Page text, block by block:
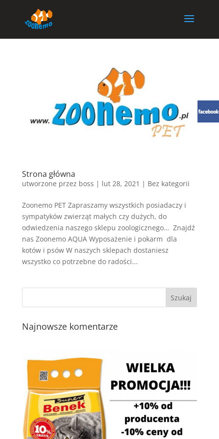
Strona główna
utworzone przez boss | lut 28, 2021 | Bez kategorii
Zoonemo PET Zapraszamy wszystkich posiadaczy i
sympatyków zwierząt małych czy dużych, do
odwiedzenia naszego sklepu zoologicznego… Znajdź
nas Zoonemo AQUA Wyposażenie i pokarm dla
kotów i psów W naszych sklepach dostaniesz
wszystko co potrzebne do radości...
Najnowsze komentarze